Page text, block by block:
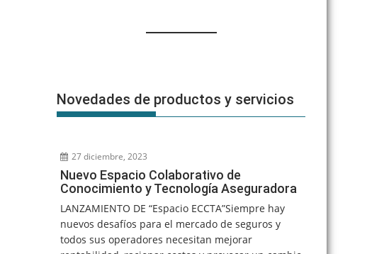
Novedades de productos y servicios
27 diciembre, 2023
Nuevo Espacio Colaborativo de
Conocimiento y Tecnología Aseguradora
LANZAMIENTO DE “Espacio ECCTA”Siempre hay
nuevos desafíos para el mercado de seguros y
todos sus operadores necesitan mejorar